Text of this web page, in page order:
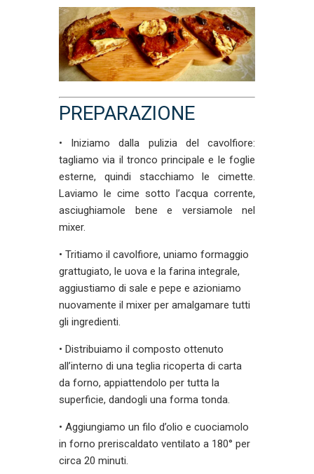
PREPARAZIONE
• Iniziamo dalla pulizia del cavolfiore:
tagliamo via il tronco principale e le foglie
esterne, quindi stacchiamo le cimette.
Laviamo le cime sotto l’acqua corrente,
asciughiamole bene e versiamole nel
mixer.
• Tritiamo il cavolfiore, uniamo formaggio
grattugiato, le uova e la farina integrale,
aggiustiamo di sale e pepe e azioniamo
nuovamente il mixer per amalgamare tutti
gli ingredienti.
• Distribuiamo il composto ottenuto
all’interno di una teglia ricoperta di carta
da forno, appiattendolo per tutta la
superficie, dandogli una forma tonda.
• Aggiungiamo un filo d’olio e cuociamolo
in forno preriscaldato ventilato a 180° per
circa 20 minuti.